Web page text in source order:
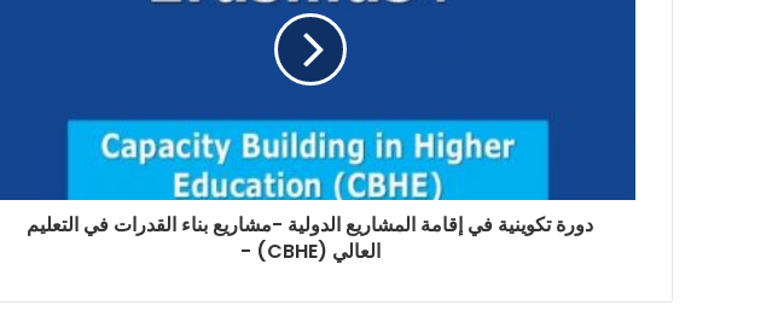
دورة تكوينية في إقامة المشاريع الدولية -مشاريع بناء القدرات في التعليم
العالي (CBHE) -